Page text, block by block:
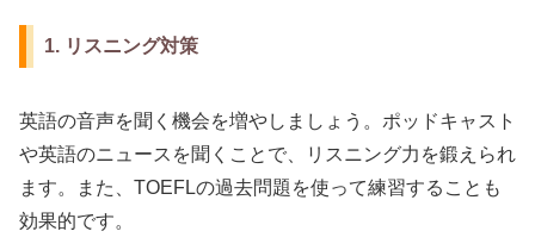
1. リスニング対策
英語の音声を聞く機会を増やしましょう。ポッドキャスト
や英語のニュースを聞くことで、リスニング力を鍛えられ
ます。また、TOEFLの過去問題を使って練習することも
効果的です。